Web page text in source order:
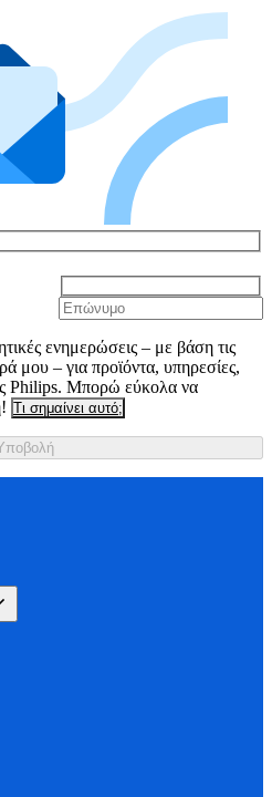
ενημερώσεις – με βάση τις
μου – για προϊόντα, υπηρεσίες,
Philips. Μπορώ εύκολα να
Τι σημαίνει αυτό;